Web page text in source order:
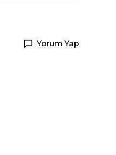
Yorum Yap